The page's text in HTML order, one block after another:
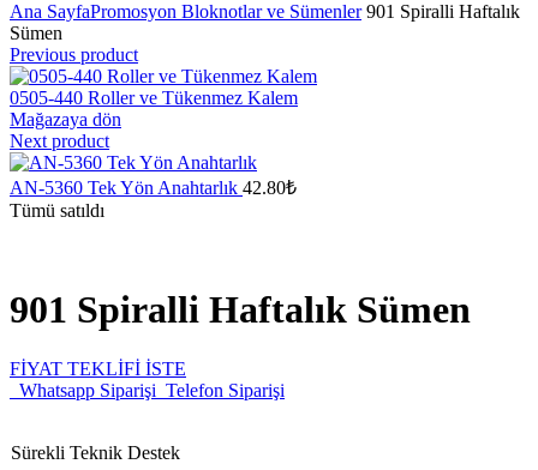
Ana SayfaPromosyon Bloknotlar ve Sümenler901 Spiralli Haftalık
Sümen
Previous product
0505-440 Roller ve Tükenmez Kalem
Mağazaya dön
Next product
AN-5360 Tek Yön Anahtarlık 42.80₺
Tümü satıldı
901 Spiralli Haftalık Sümen
FİYAT TEKLİFİ İSTE
Whatsapp Siparişi Telefon Siparişi
Sürekli Teknik Destek